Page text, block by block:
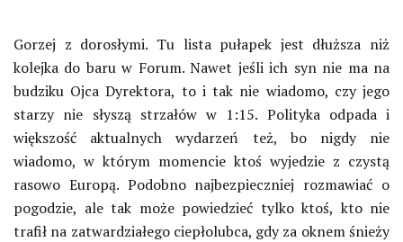
Gorzej z dorosłymi. Tu lista pułapek jest dłuższa niż
kolejka do baru w Forum. Nawet jeśli ich syn nie ma na
budziku Ojca Dyrektora, to i tak nie wiadomo, czy jego
starzy nie słyszą strzałów w 1:15. Polityka odpada i
większość aktualnych wydarzeń też, bo nigdy nie
wiadomo, w którym momencie ktoś wyjedzie z czystą
rasowo Europą. Podobno najbezpieczniej rozmawiać o
pogodzie, ale tak może powiedzieć tylko ktoś, kto nie
trafił na zatwardziałego ciepłolubca, gdy za oknem śnieży